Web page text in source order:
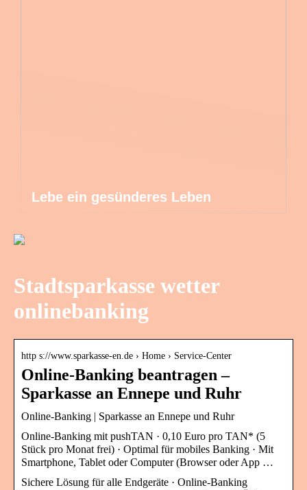
Lebe ein gesünderes Leben
Stadtsparkasse wetter
onlinebanking
http s://www.sparkasse-en.de › Home › Service-Center
Online-Banking beantragen –
Sparkasse an Ennepe und Ruhr
Online-Banking | Sparkasse an Ennepe und Ruhr
Online-Banking mit pushTAN · 0,10 Euro pro TAN* (5
Stück pro Monat frei) · Optimal für mobiles Banking · Mit
Smartphone, Tablet oder Computer (Browser oder App …
Sichere Lösung für alle Endgeräte · Online-Banking